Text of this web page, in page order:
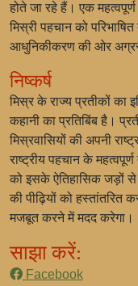
होते जा रहे हैं। एक
मिस्री पहचान को
आधुनिकीकरण की ओर
निष्कर्ष
मिस्र के राज्य प्रतीकों का
कहानी का प्रतिबिंब है।
मिस्रवासियों की अपनी
राष्ट्रीय पहचान के
को इसके ऐतिहासिक जड़ों
की पीढ़ियों को हस्तांतरित
मजबूत करने में मदद करेगा।
साझा करें:
Facebook